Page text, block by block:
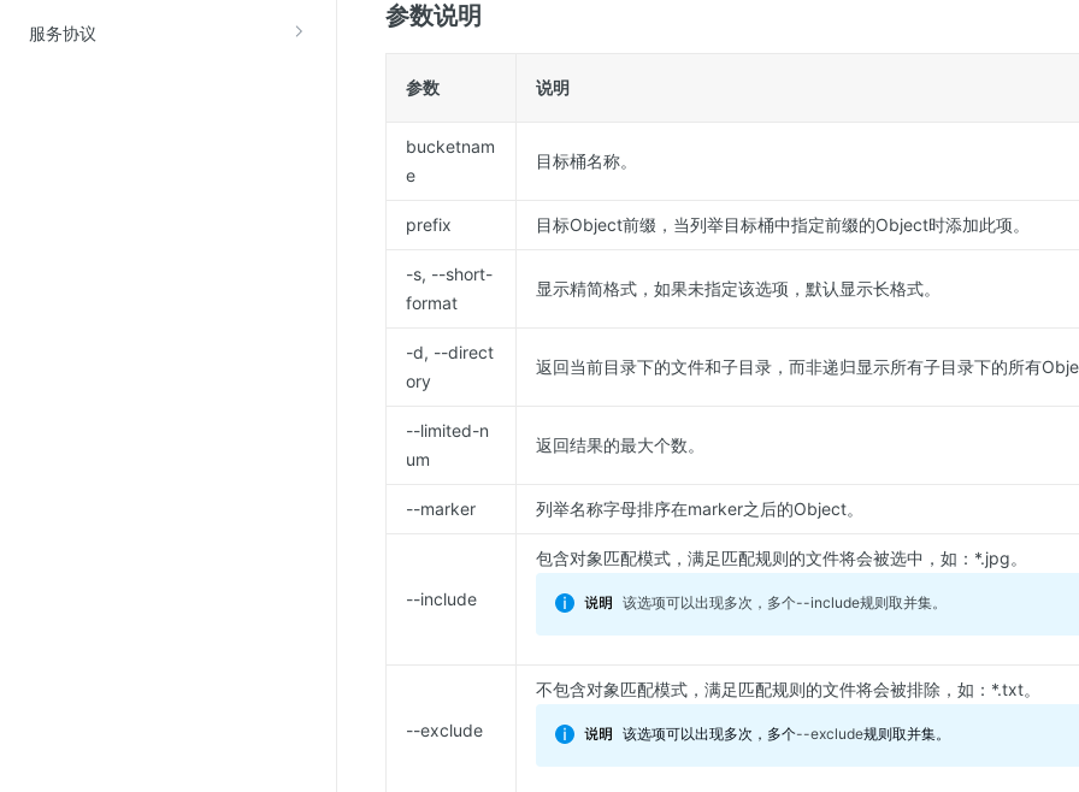
服务协议
参数说明
参数 说明
bucketnam
e
目标桶名称。
prefix 目标Object前缀，当列举目标桶中指定前缀的Object时添加此项。
-s, --short-
format
显示精简格式，如果未指定该选项，默认显示长格式。
-d, --direct
ory
返回当前目录下的文件和子目录，而非递归显示所有子目录下的所有
--limited-n
um
返回结果的最大个数。
--marker 列举名称字母排序在marker之后的Object。
--include
包含对象匹配模式，满足匹配规则的文件将会被选中，如：*.jpg。
该选项可以出现多次，多个--include规则取并集。
--exclude
不包含对象匹配模式，满足匹配规则的文件将会被排除，如：*.txt。
该选项可以出现多次，多个--exclude规则取并集。